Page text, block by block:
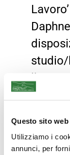
Questo sito
Utilizziamo i
annunci, per
studio/
settore